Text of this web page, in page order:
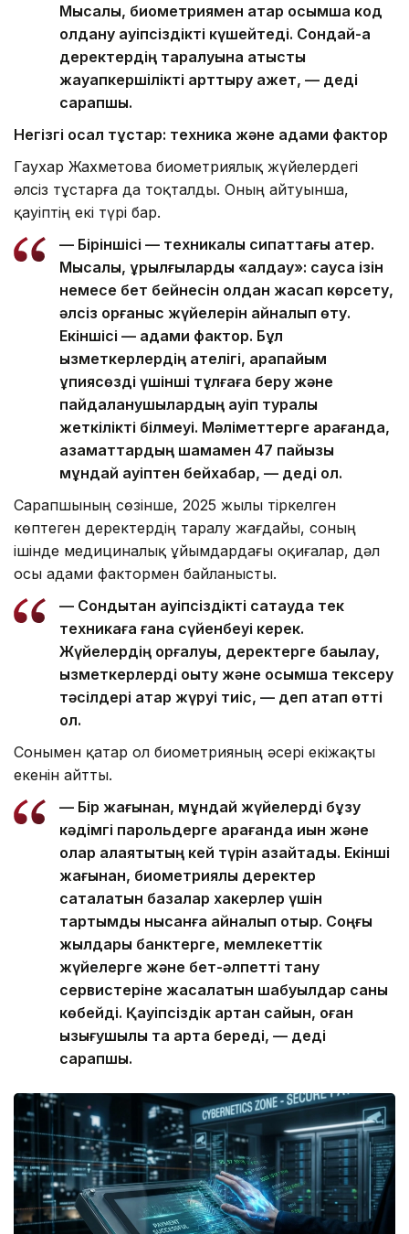
Мысалы, биометриямен қатар қосымша код
қолдану қауіпсіздікті күшейтеді. Сондай-ақ
деректердің таралуына қатысты
жауапкершілікті арттыру қажет, — деді
сарапшы.
Негізгі осал тұстар: техника және адами фактор
Гаухар Жахметова биометриялық жүйелердегі
әлсіз тұстарға да тоқталды. Оның айтуынша,
қауіптің екі түрі бар.
— Біріншісі — техникалық сипаттағы қатер.
Мысалы, құрылғыларды «алдау»: саусақ ізін
немесе бет бейнесін қолдан жасап көрсету,
әлсіз қорғаныс жүйелерін айналып өту.
Екіншісі — адами фактор. Бұл
қызметкерлердің қателігі, қарапайым
құпиясөзді үшінші тұлғаға беру және
пайдаланушылардың қауіп туралы
жеткілікті білмеуі. Мәліметтерге қарағанда,
азаматтардың шамамен 47 пайызы
мұндай қауіптен бейхабар, — деді ол.
Сарапшының сөзінше, 2025 жылы тіркелген
көптеген деректердің таралу жағдайы, соның
ішінде медициналық ұйымдардағы оқиғалар, дәл
осы адами фактормен байланысты.
— Сондықтан қауіпсіздікті сақтауда тек
техникаға ғана сүйенбеуі керек.
Жүйелердің қорғалуы, деректерге бақылау,
қызметкерлерді оқыту және қосымша тексеру
тәсілдері қатар жүруі тиіс, — деп атап өтті
ол.
Сонымен қатар ол биометрияның әсері екіжақты
екенін айтты.
— Бір жағынан, мұндай жүйелерді бұзу
кәдімгі парольдерге қарағанда қиын және
олар алаяқтықтың кей түрін азайтады. Екінші
жағынан, биометриялық деректер
сақталатын базалар хакерлер үшін
тартымды нысанға айналып отыр. Соңғы
жылдары банктерге, мемлекеттік
жүйелерге және бет-әлпетті тану
сервистеріне жасалатын шабуылдар саны
көбейді. Қауіпсіздік артқан сайын, оған
қызығушылық та арта береді, — деді
сарапшы.